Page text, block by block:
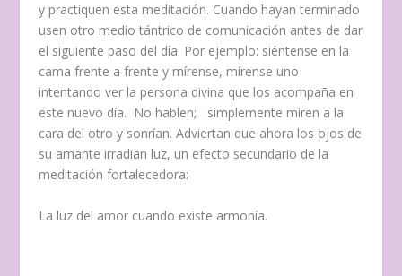
y practiquen esta meditación. Cuando hayan terminado
usen otro medio tántrico de comunicación antes de dar
el siguiente paso del día. Por ejemplo: siéntense en la
cama frente a frente y mírense, mírense uno
intentando ver la persona divina que los acompaña en
este nuevo día. No hablen; simplemente miren a la
cara del otro y sonrían. Adviertan que ahora los ojos de
su amante irradian luz, un efecto secundario de la
meditación fortalecedora:
La luz del amor cuando existe armonía.